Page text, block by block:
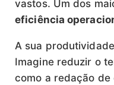
vastos. Um dos
eficiência
A sua
Imagine reduzir o
como a redação